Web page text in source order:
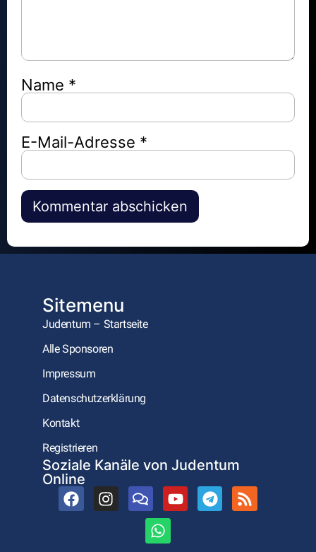
Name *
E-Mail-Adresse *
Alternative:
Sitemenu
Judentum – Startseite
Alle Sponsoren
Impressum
Datenschutzerklärung
Kontakt
Registrieren
Soziale Kanäle von Judentum
Online